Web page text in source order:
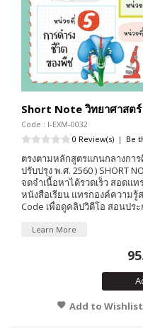
Short Note วิทยาศาสตร์
Code : I-EXM-0032
0 Review(s) | Be
ตรงตามหลักสูตรแกนกลางกา
ปรับปรุง พ.ศ. 2560 ) SHORT
จดจำเนื้อหาได้รวดเร็ว สอดแ
หนังสือเรียน แทรกองค์ความ
Code เพื่อดูคลิปวิดีโอ สอนปร
Learn More
Add to Wishlist